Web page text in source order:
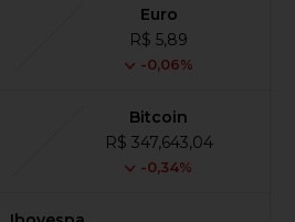
Euro
R$ 5,89
-0,06%
Bitcoin
R$ 347,643,04
-0,34%